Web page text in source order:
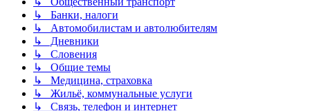
↳ Банки, налоги
↳ Автомобилистам и автолюбителям
↳ Дневники
↳ Словения
↳ Общие темы
↳ Медицина, страховка
↳ Жильё, коммунальные услуги
↳ Связь, телефон и интернет